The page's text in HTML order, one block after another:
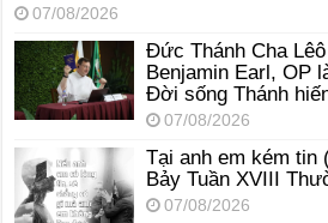
07/08/2026
Đức Thánh Cha
Benjamin Earl, OP
Đời sống Thánh
07/08/2026
Tại anh em kém tin
Bảy Tuần XVIII
07/08/2026